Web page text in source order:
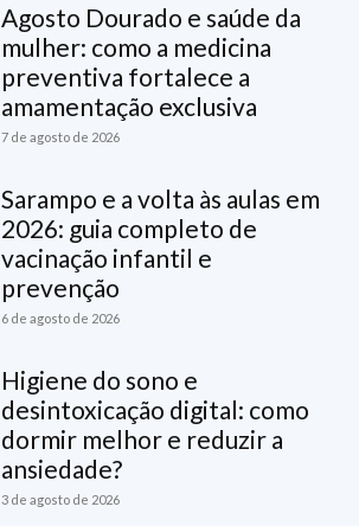
Agosto Dourado e saúde da
mulher: como a medicina
preventiva fortalece a
amamentação exclusiva
7 de agosto de 2026
Sarampo e a volta às aulas em
2026: guia completo de
vacinação infantil e
prevenção
6 de agosto de 2026
Higiene do sono e
desintoxicação digital: como
dormir melhor e reduzir a
ansiedade?
3 de agosto de 2026